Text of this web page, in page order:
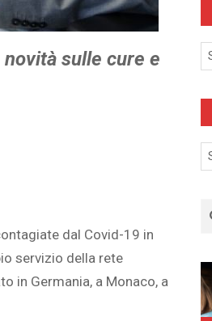
sulle cure e
dal Covid-19 in
servizio della rete
in Germania, a Monaco, a